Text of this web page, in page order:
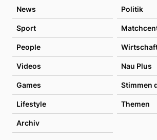
News Politik
Sport
People
Videos Nau Plus
Games Stimmen
Lifestyle Themen
Archiv